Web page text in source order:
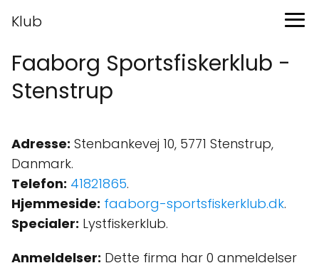
Klub
Faaborg Sportsfiskerklub -
Stenstrup
Adresse: Stenbankevej 10, 5771 Stenstrup,
Danmark.
Telefon: 41821865.
Hjemmeside: faaborg-sportsfiskerklub.dk.
Specialer: Lystfiskerklub.
Anmeldelser: Dette firma har 0 anmeldelser